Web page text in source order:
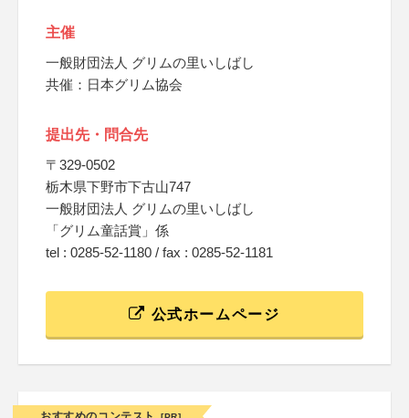
主催
一般財団法人 グリムの里いしばし
共催：日本グリム協会
提出先・問合先
〒329-0502
栃木県下野市下古山747
一般財団法人 グリムの里いしばし
「グリム童話賞」係
tel : 0285-52-1180 / fax : 0285-52-1181
公式ホームページ